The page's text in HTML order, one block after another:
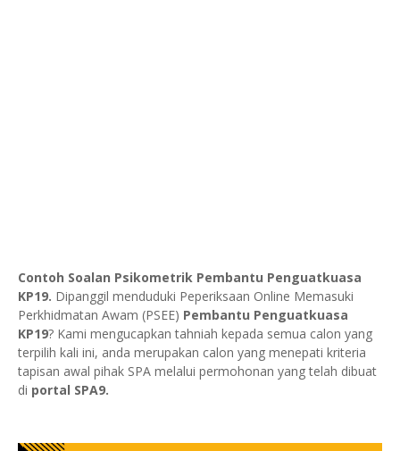
Contoh Soalan Psikometrik Pembantu Penguatkuasa
KP19. Dipanggil menduduki Peperiksaan Online Memasuki
Perkhidmatan Awam (PSEE) Pembantu Penguatkuasa
KP19? Kami mengucapkan tahniah kepada semua calon yang
terpilih kali ini, anda merupakan calon yang menepati kriteria
tapisan awal pihak SPA melalui permohonan yang telah dibuat
di portal SPA9.